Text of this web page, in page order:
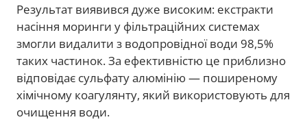
Результат виявився дуже високим: екстракти
насіння моринги у фільтраційних системах
змогли видалити з водопровідної води 98,5%
таких частинок. За ефективністю це приблизно
відповідає сульфату алюмінію — поширеному
хімічному коагулянту, який використовують для
очищення води.